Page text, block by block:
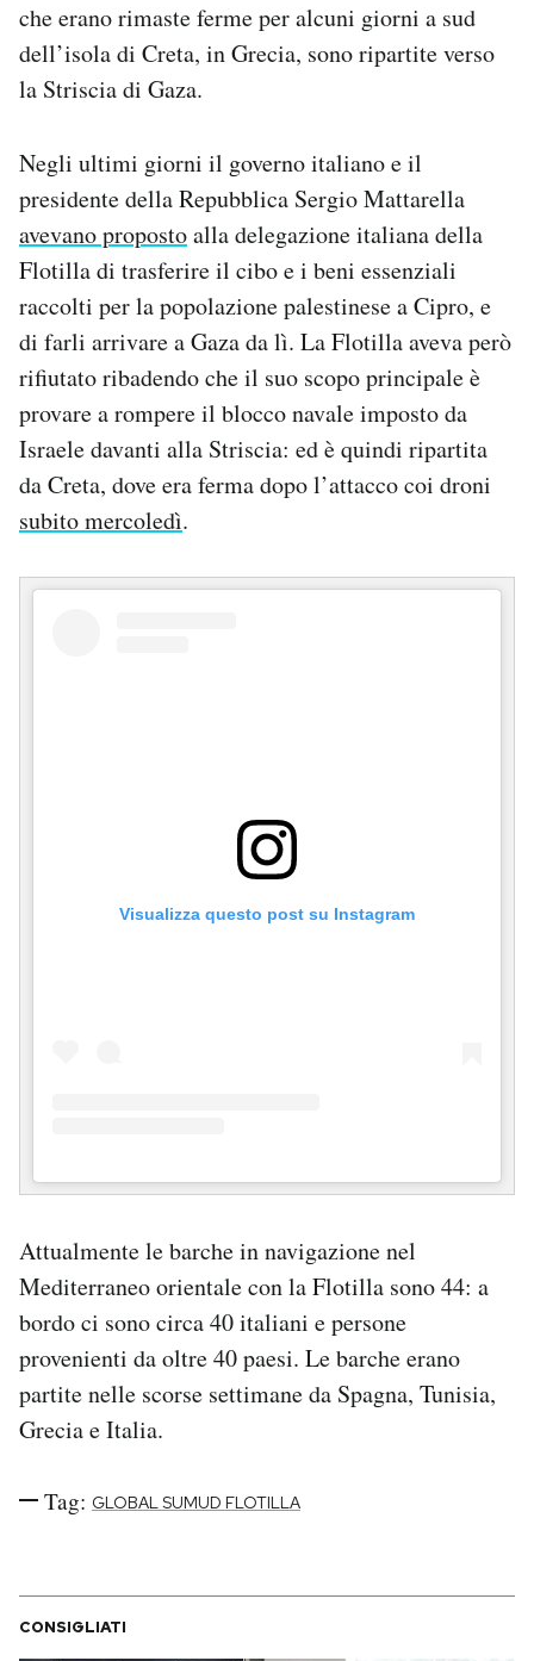
SHOP
AREA PERSONALE
Area Personale
Notifiche mobile
Regala il Post
Hai bisogno di aiuto?
Esci
che erano rimaste ferme per alcuni giorni a sud
dell’isola di Creta, in Grecia, sono ripartite verso
la Striscia di Gaza.
Negli ultimi giorni il governo italiano e il
presidente della Repubblica Sergio Mattarella
avevano propostoalla delegazione italiana della
Flotilla di trasferire il cibo e i beni essenziali
raccolti per la popolazione palestinese a Cipro, e
di farli arrivare a Gaza da lì. La Flotilla aveva però
rifiutato ribadendo che il suo scopo principale è
provare a rompere il blocco navale imposto da
Israele davanti alla Striscia: ed è quindi ripartita
da Creta, dove era ferma dopo l’attacco coi droni
subito mercoledì.
Visualizza questo post su Instagram
Attualmente le barche in navigazione nel
Mediterraneo orientale con la Flotilla sono 44: a
bordo ci sono circa 40 italiani e persone
provenienti da oltre 40 paesi. Le barche erano
partite nelle scorse settimane da Spagna, Tunisia,
Grecia e Italia.
Tag: GLOBAL SUMUD FLOTILLA
CONSIGLIATI